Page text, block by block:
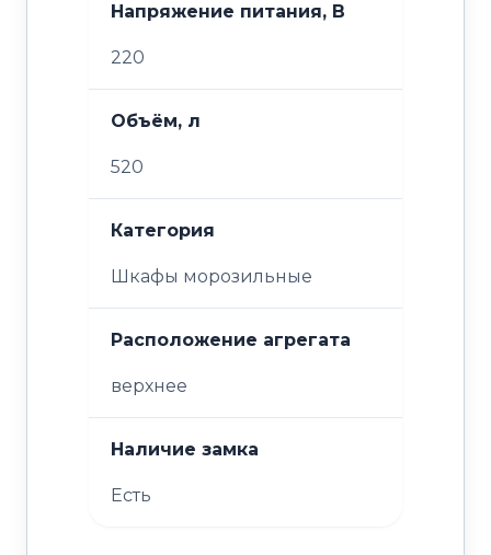
Напряжение питания, В
220
Объём, л
520
Категория
Шкафы морозильные
Расположение агрегата
верхнее
Наличие замка
Есть